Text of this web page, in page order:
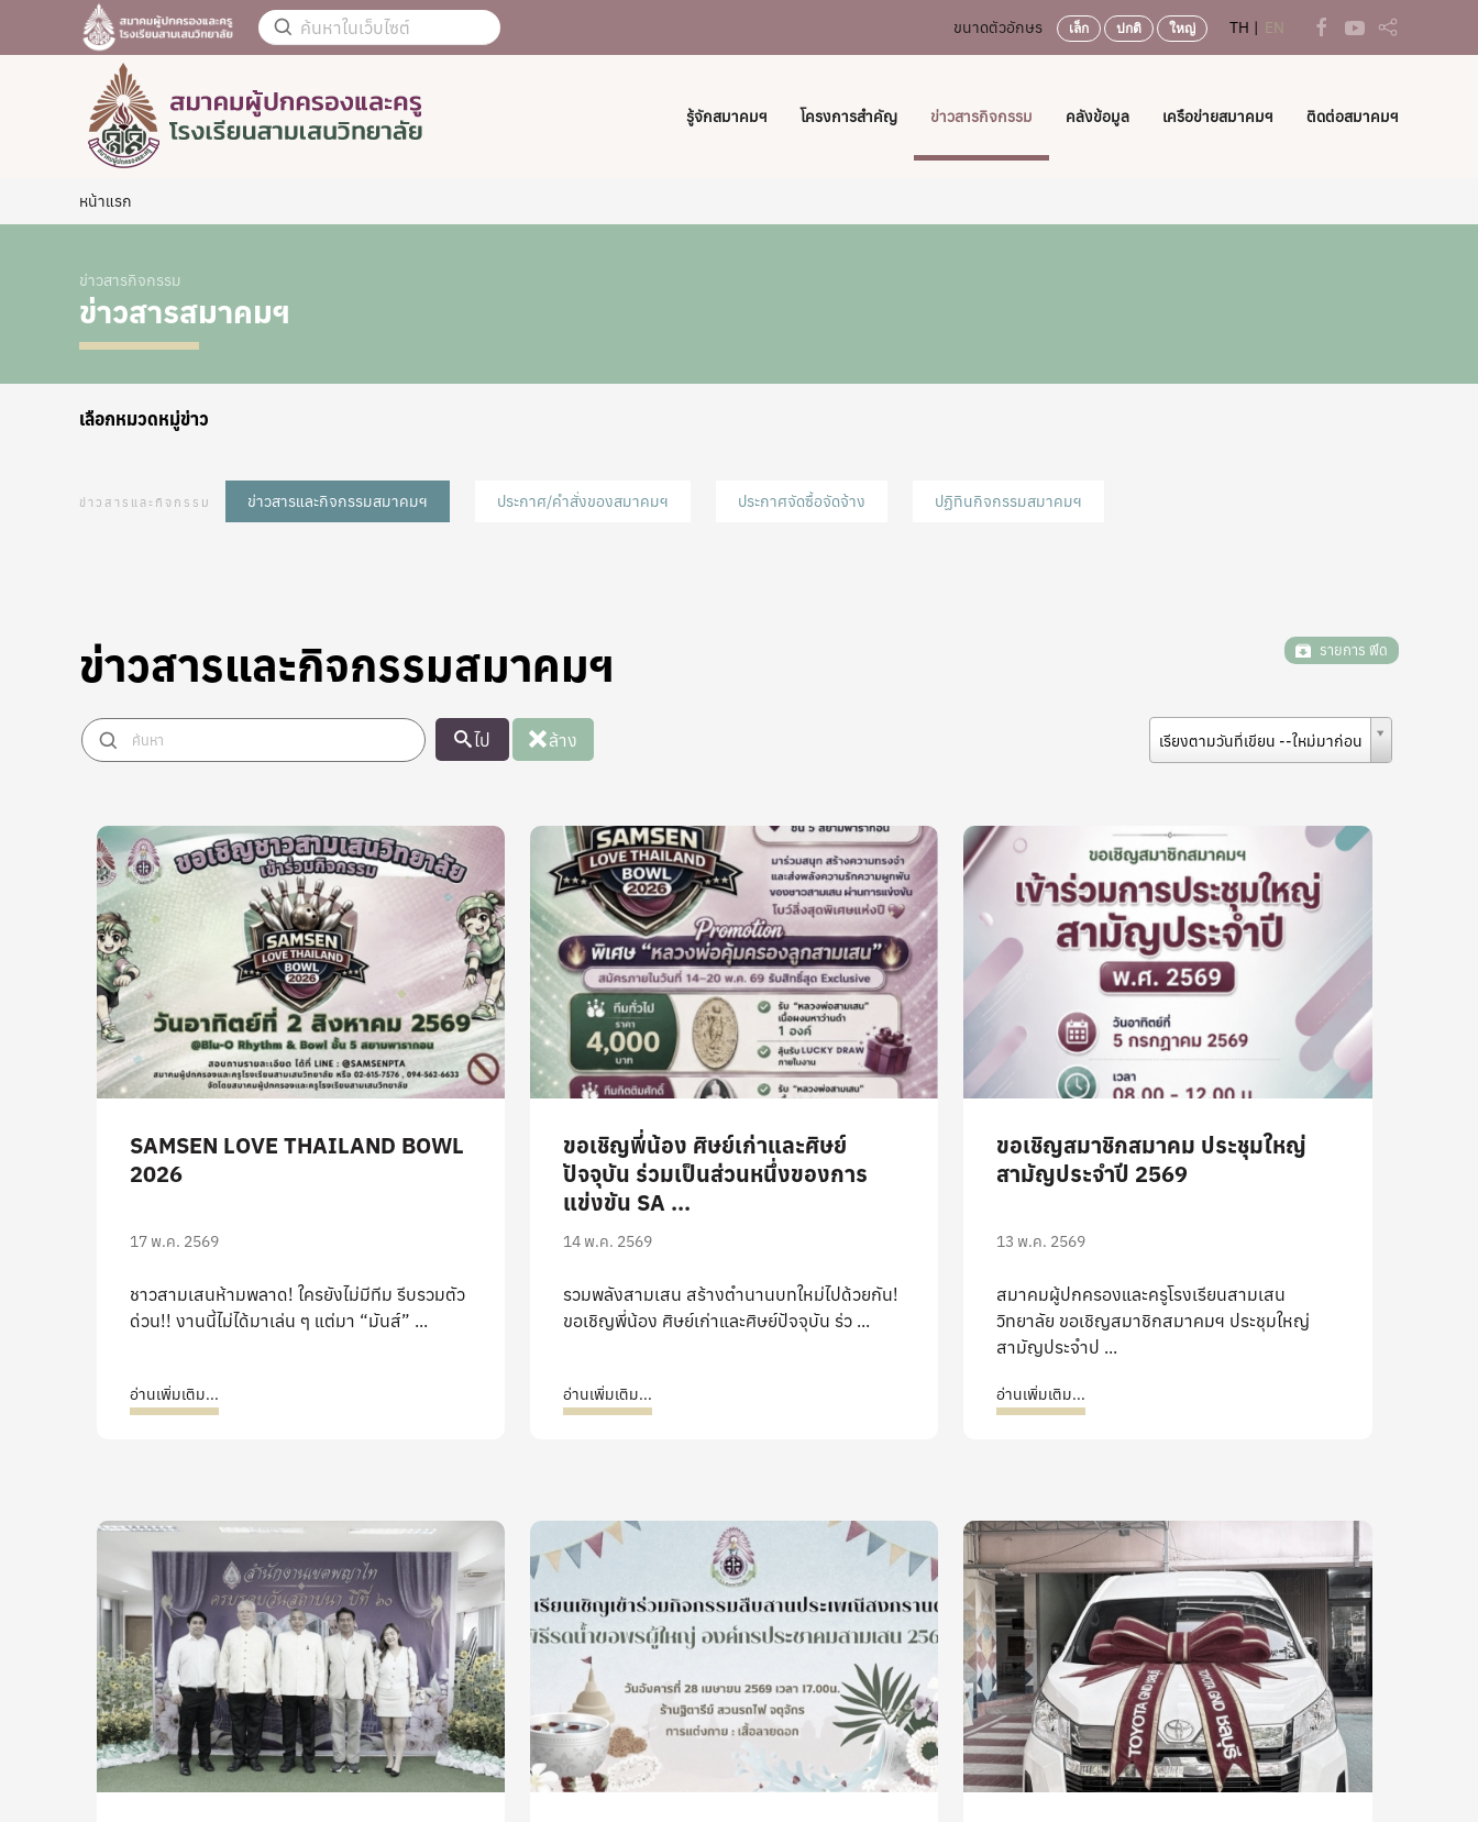
ขนาดตัวอักษร เล็ก ปกติ ใหญ่ TH EN
รู้จักสมาคมฯ โครงการสำคัญ ข่าวสารกิจกรรม คลังข้อมูล เครือข่ายสมาคมฯ ติดต่อสมาคมฯ
หน้าแรก
ข่าวสารกิจกรรม
ข่าวสารสมาคมฯ
เลือกหมวดหมู่ข่าว
ข่าวสารและกิจกรรม ข่าวสารและกิจกรรมสมาคมฯ ประกาศ/คำสั่งของสมาคมฯ ประกาศจัดซื้อจัดจ้าง ปฏิทินกิจกรรมสมาคมฯ
รายการ ฟีด
ข่าวสารและกิจกรรมสมาคมฯ
ไป ล้าง เรียงตามวันที่เขียน --ใหม่มาก่อน
SAMSEN LOVE THAILAND BOWL
2026
17 พ.ค. 2569
ชาวสามเสนห้ามพลาด! ใครยังไม่มีทีม รีบรวมตัว
ด่วน!! งานนี้ไม่ได้มาเล่น ๆ แต่มา “มันส์” ...
อ่านเพิ่มเติม...
ขอเชิญพี่น้อง ศิษย์เก่าและศิษย์
ปัจจุบัน ร่วมเป็นส่วนหนึ่งของการ
แข่งขัน SA ...
14 พ.ค. 2569
รวมพลังสามเสน สร้างตำนานบทใหม่ไปด้วยกัน!
ขอเชิญพี่น้อง ศิษย์เก่าและศิษย์ปัจจุบัน ร่ว ...
อ่านเพิ่มเติม...
ขอเชิญสมาชิกสมาคม ประชุมใหญ่
สามัญประจำปี 2569
13 พ.ค. 2569
สมาคมผู้ปกครองและครูโรงเรียนสามเสน
วิทยาลัย ขอเชิญสมาชิกสมาคมฯ ประชุมใหญ่
สามัญประจำป ...
อ่านเพิ่มเติม...